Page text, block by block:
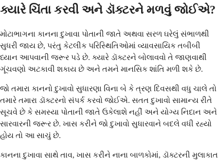
ક્યારે ચિંતા કરવી અને ડૉક્ટરને મળવું જોઈએ?
મોટાભાગના કાનના દુખાવા પોતાની જાતે અથવા સરળ ઘરેલું સંભાળથી
સુધરી જાય છે, પરંતુ કેટલીક પરિસ્થિતિઓમાં વ્યાવસાયિક તબીબી
ધ્યાન આપવાની જરૂર પડે છે. ક્યારે ડૉક્ટરને બોલાવવો તે જાણવાથી
ગૂંચવણો અટકાવી શકાય છે અને તમને માનસિક શાંતિ મળી શકે છે.
જો તમારા કાનનો દુખાવો સુધારણા વિના બે કે ત્રણ દિવસથી વધુ ચાલે તો
તમારે તમારા ડૉક્ટરનો સંપર્ક કરવો જોઈએ. સતત દુખાવો સામાન્ય રીતે
સૂચવે છે કે સમસ્યા પોતાની જાતે ઉકેલાશે નહીં અને યોગ્ય નિદાન અને
સારવારની જરૂર છે. ખાસ કરીને જો દુખાવો સુધારવાને બદલે વધી રહ્યો
હોય તો આ સાચું છે.
કાનના દુખાવા સાથે તાવ, ખાસ કરીને નાના બાળકોમાં, ડૉક્ટરની મુલાકાત